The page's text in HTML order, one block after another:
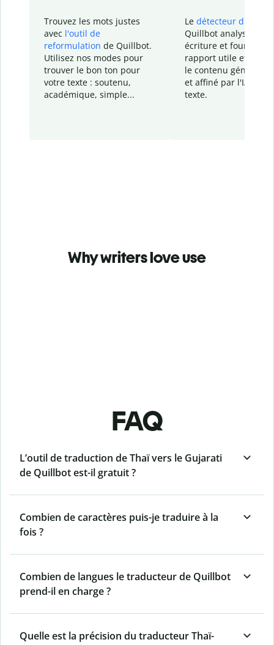
Trouvez les mots justes
avec l'outil de
reformulation de Quillbot.
Utilisez nos modes pour
trouver le bon ton pour
votre texte : soutenu,
académique, simple...
Le détecteur d'IA
Quillbot analyse votre
écriture et fournit un
rapport utile et
le contenu généré
et affiné par l'IA
texte.
Why writers love use
FAQ
L’outil de traduction de Thaï vers le Gujarati
de Quillbot est-il gratuit ?
Combien de caractères puis-je traduire à la
fois ?
Combien de langues le traducteur de Quillbot
prend-il en charge ?
Quelle est la précision du traducteur Thaï-